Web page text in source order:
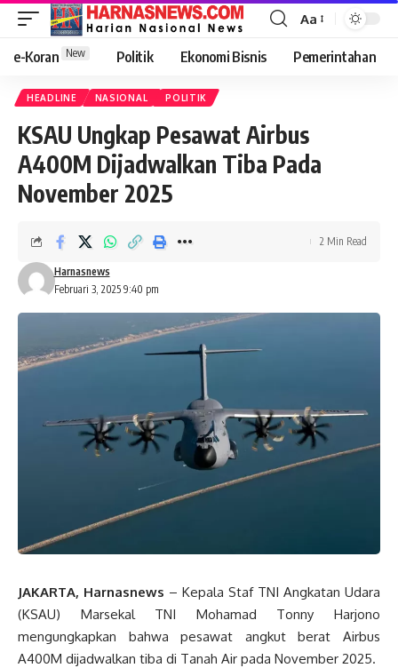
Aa
e-Koran New Politik Ekonomi Bisnis Pemerintahan
HEADLINE NASIONAL POLITIK
KSAU Ungkap Pesawat Airbus
A400M Dijadwalkan Tiba Pada
November 2025
Februari 3, 2025 9:40 pm
Harnasnews
2 Min Read
JAKARTA, Harnasnews – Kepala Staf TNI Angkatan Udara
(KSAU) Marsekal TNI Mohamad Tonny Harjono
mengungkapkan bahwa pesawat angkut berat Airbus
A400M dijadwalkan tiba di Tanah Air pada November 2025.